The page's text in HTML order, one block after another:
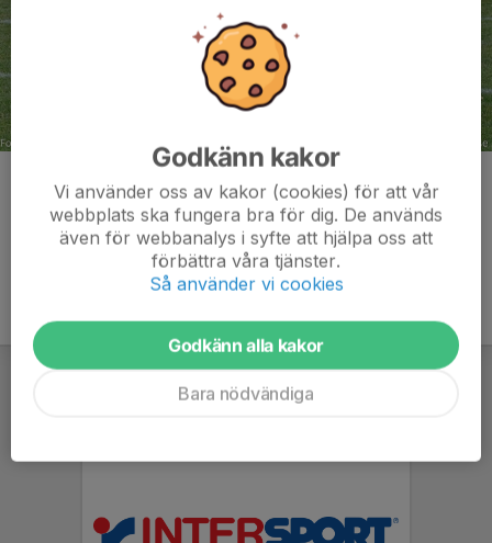
Kommentarer
Godkänn kakor
Vi använder oss av kakor (cookies) för att vår
webbplats ska fungera bra för dig. De används
även för webbanalys i syfte att hjälpa oss att
förbättra våra tjänster.
Så använder vi cookies
Godkänn alla kakor
Bara nödvändiga